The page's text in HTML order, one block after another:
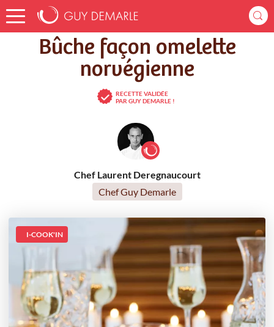
Accueil Recettes Bûche façon omelette norvégienne
Bûche façon omelette
norvégienne
RECETTE VALIDÉE
PAR GUY DEMARLE !
Chef Laurent Deregnaucourt
Chef Guy Demarle
I-COOK'IN